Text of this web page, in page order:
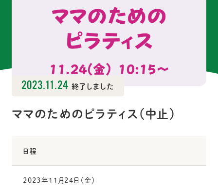
2023.11.24 終了しました
ママのためのピラティス（中止）
日程
2023年11月24日（金）